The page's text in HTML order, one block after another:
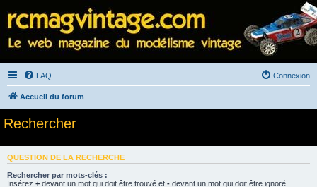
FAQ Connexion
Accueil du forum
Rechercher
QUESTION DE LA RECHERCHE
Rechercher par mots-clés :
Insérez + devant un mot qui doit être trouvé et - devant un mot qui doit être ignoré.